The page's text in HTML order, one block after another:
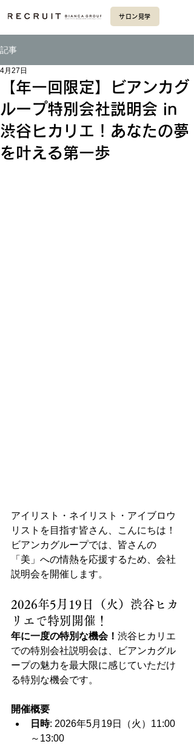
サロン見学
記事
【年一回限定】ビアンカグ
ループ特別会社説明会 in
渋谷ヒカリエ！あなたの夢
を叶える第一歩
4月27日
アイリスト・ネイリスト・アイブロウ
リストを目指す皆さん、こんにちは！
ビアンカグループでは、皆さんの
「美」への情熱を応援するため、会社
説明会を開催します。
2026年5月19日（火）渋谷ヒカ
リエで特別開催！
年に一度の特別な機会！​ 渋谷ヒカリエ
での特別会社説明会は、ビアンカグル
ープの魅力を最大限に感じていただけ
る特別な機会です。
開催概要
日時​: 2026年5月19日（火）11:00
～13:00